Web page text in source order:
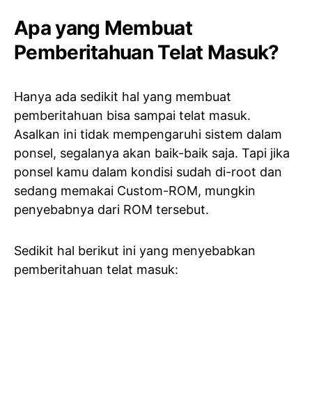
Apa yang Membuat
Pemberitahuan Telat Masuk?
Hanya ada sedikit hal yang membuat
pemberitahuan bisa sampai telat masuk.
Asalkan ini tidak mempengaruhi sistem dalam
ponsel, segalanya akan baik-baik saja. Tapi jika
ponsel kamu dalam kondisi sudah di-root dan
sedang memakai Custom-ROM, mungkin
penyebabnya dari ROM tersebut.
Sedikit hal berikut ini yang menyebabkan
pemberitahuan telat masuk: